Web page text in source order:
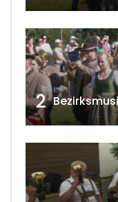
2